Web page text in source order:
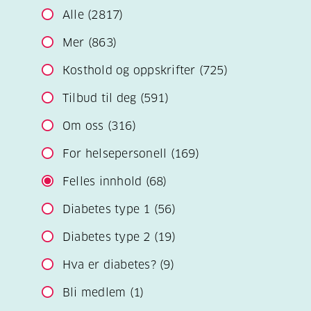
Alle (2817)
Mer (863)
Kosthold og oppskrifter (725)
Tilbud til deg (591)
Om oss (316)
For helsepersonell (169)
Felles innhold (68)
Diabetes type 1 (56)
Diabetes type 2 (19)
Hva er diabetes? (9)
Bli medlem (1)